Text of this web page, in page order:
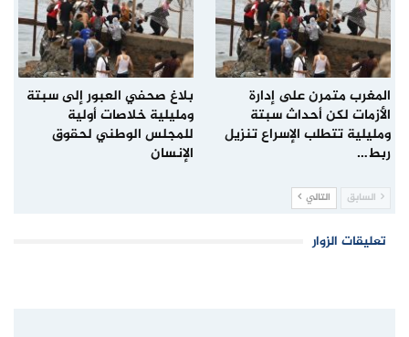
المغرب متمرن على إدارة
الأزمات لكن أحداث سبتة
ومليلية تتطلب الإسراع تنزيل
ربط…
بلاغ صحفي العبور إلى سبتة
ومليلية خلاصات أولية
للمجلس الوطني لحقوق
الإنسان
السابق التالي
تعليقات الزوار